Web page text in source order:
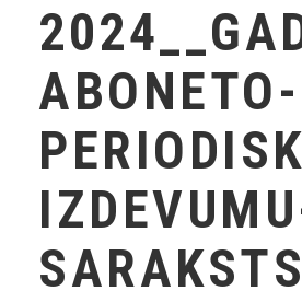
ABONETO-
SARAKSTS